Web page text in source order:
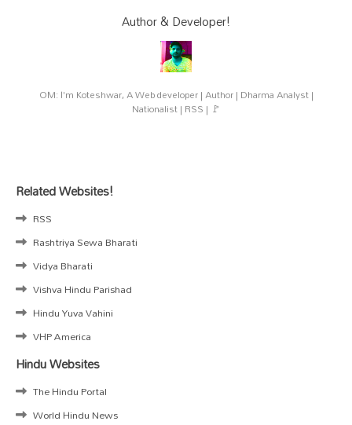
Author & Developer!
OM: I'm Koteshwar, A Web developer | Author | Dharma Analyst |
Nationalist | RSS | 🚩
Related Websites!
RSS
Rashtriya Sewa Bharati
Vidya Bharati
Vishva Hindu Parishad
Hindu Yuva Vahini
VHP America
Hindu Websites
The Hindu Portal
World Hindu News